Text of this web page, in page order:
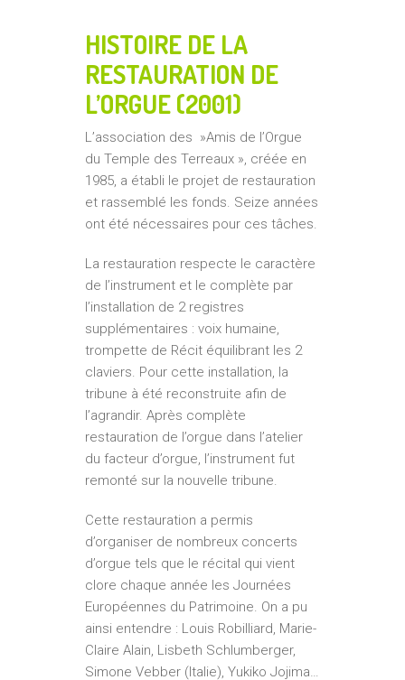
HISTOIRE DE LA
RESTAURATION DE
L’ORGUE (2001)
L’association des »Amis de l’Orgue
du Temple des Terreaux », créée en
1985, a établi le projet de restauration
et rassemblé les fonds. Seize années
ont été nécessaires pour ces tâches.
La restauration respecte le caractère
de l’instrument et le complète par
l’installation de 2 registres
supplémentaires : voix humaine,
trompette de Récit équilibrant les 2
claviers. Pour cette installation, la
tribune à été reconstruite afin de
l’agrandir. Après complète
restauration de l’orgue dans l’atelier
du facteur d’orgue, l’instrument fut
remonté sur la nouvelle tribune.
Cette restauration a permis
d’organiser de nombreux concerts
d’orgue tels que le récital qui vient
clore chaque année les Journées
Européennes du Patrimoine. On a pu
ainsi entendre : Louis Robilliard, Marie-
Claire Alain, Lisbeth Schlumberger,
Simone Vebber (Italie), Yukiko Jojima…